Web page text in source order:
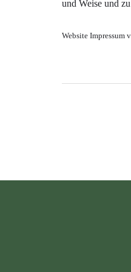
und Weise und
Website Impressum